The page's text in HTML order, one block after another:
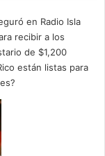
en Radio Isla
recibir a los
de $1,200
están listas para